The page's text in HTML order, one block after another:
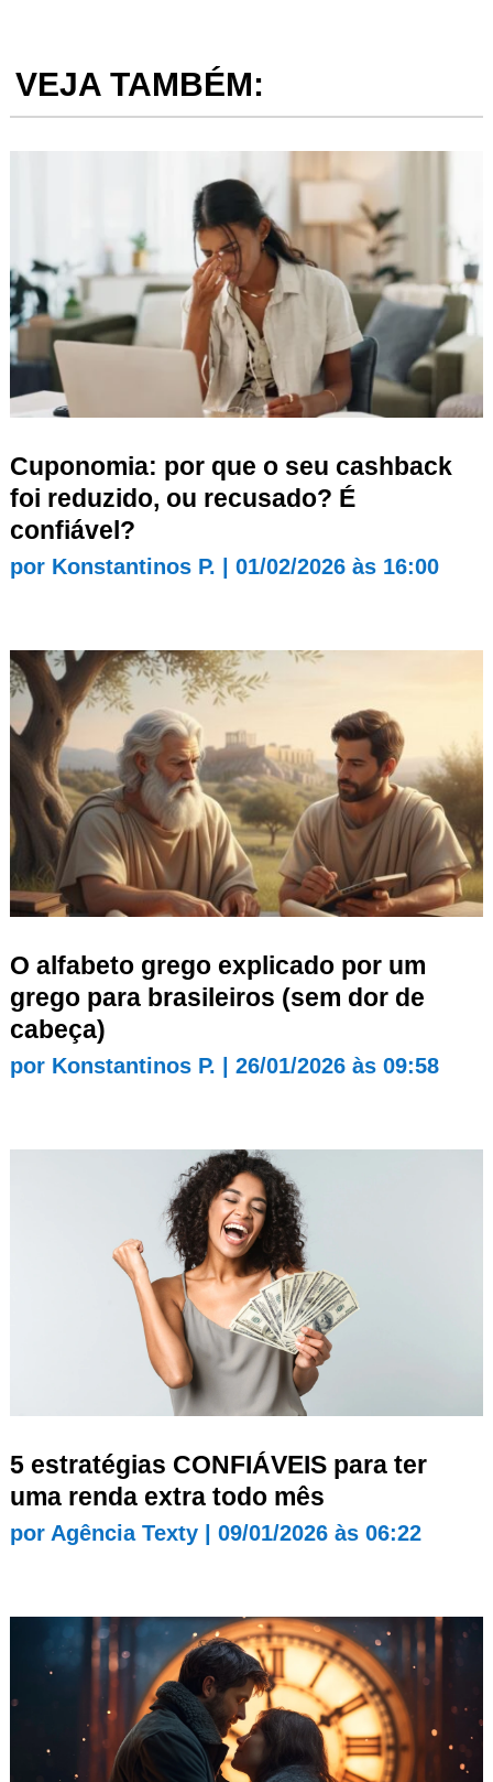
VEJA TAMBÉM:
Cuponomia: por que o seu cashback
foi reduzido, ou recusado? É
confiável?
por Konstantinos P. 01/02/2026 às 16:00
O alfabeto grego explicado por um
grego para brasileiros (sem dor de
cabeça)
por Konstantinos P. 26/01/2026 às 09:58
5 estratégias CONFIÁVEIS para ter
uma renda extra todo mês
por Agência Texty| 09/01/2026 às 06:22